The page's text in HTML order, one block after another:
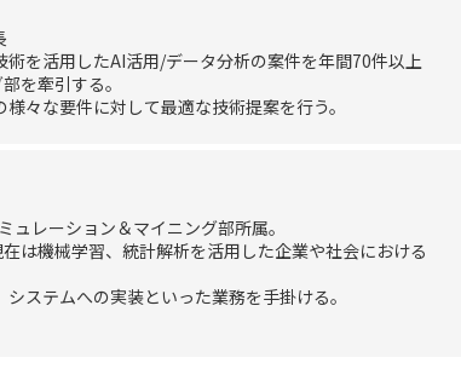
を活用したAI活用/データ分析の案件を年間70件以上
を牽引する。
々な要件に対して最適な技術提案を行う。
レーション＆マイニング部所属。
は機械学習、統計解析を活用した企業や社会における
ステムへの実装といった業務を手掛ける。